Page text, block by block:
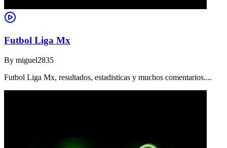
Futbol Liga Mx
By miguel2835
Futbol Liga Mx, resultados, estadisticas y muchos comentarios....